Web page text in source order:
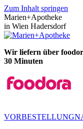
Zum Inhalt springen
Marien+Apotheke
in Wien Hadersdorf
Wir liefern über
30 Minuten
VORBESTELLUNG